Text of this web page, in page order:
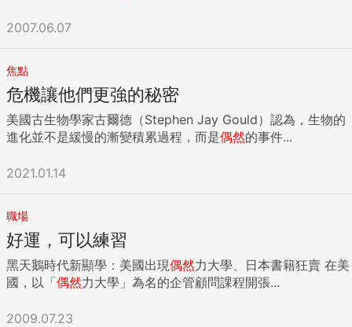
前可以「先估狗」，噢，我是說上網搜尋一下參加者的背景，
上班，我主要負責什麼樣的業務，最近在忙（或目標是）什麼
什麼。」 賽門．西奈克（Simon Sinek）在其著作《先問，為
什麼？》中說，「我們沒辦法跟有影響力的人連上線，就是因
為我們講太多自己在做什麼、怎麼做，但人家真正會有興趣
的，是你為什麼要做。」 TIP3：先想好「如果續攤……」 天下
不會想放棄這個大好機會吧？那你就要先做好功課，在恰當的
時機說：「附近有家很有特色的咖啡廳，要不要一起去看
看？」會比直接要LINE帳號更有乘勝追擊的效果。 如果你捨不
得離開一屋子的潛在VIP，奉勸你要「重質不重量」。面對現
實吧！我們都知道，內向者沒辦法像花蝴蝶般滿場飛舞，掌握
眼前的機會比漫無目的地亂抓對我們來說更有效益。 TIP4：找
好撤退的方法 我曾經參加過深山豪宅裡的派對，散場時，所有
尬不已。也看過某人開車參加宴會，卻因為錯過停車場規定的
2007.06.07
焦點
危機讓他們更強的秘密
美國古生物學家古爾德（Stephen Jay Gould）認為，生物的
進化並不是緩慢的漸變積累過程，而是偶然的事件...
2021.01.14
職場
好運，可以練習
黑天鵝時代新顯學：美國出現偶然力大學、日本書籍狂賣 在美
國，以「偶然力大學」為名的企管顧問課程開張...
2009.07.23